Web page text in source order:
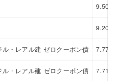
9.509
9.206
・レアル建 ゼロクーポン債 7.772
・レアル建 ゼロクーポン債 7.711